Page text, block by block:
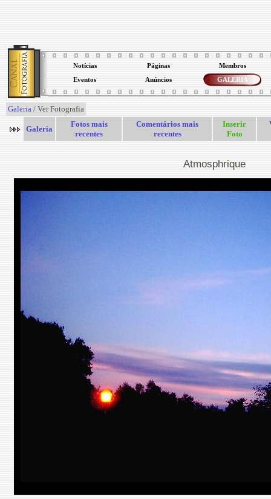
Notícias Páginas Membros
Eventos Anúncios GALERIA
Galeria / Ver Fotografia
Galeria
Fotos mais
recentes
Comentários mais
recentes
Inserir
Foto
Atmosphrique